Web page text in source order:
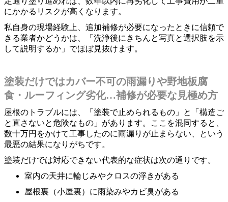
にかかるリスクが高くなります。
私自身の現場経験上、追加補修が必要になったときに信頼で
きる業者かどうかは、「洗浄後にきちんと写真と選択肢を示
して説明するか」でほぼ見抜けます。
塗装だけではカバー不可の雨漏りや野地板腐
食・ルーフィング劣化…補修が必要な見極め方
屋根のトラブルには、「塗装で止められるもの」と「構造ご
と直さないと危険なもの」があります。ここを混同すると、
数十万円をかけて工事したのに雨漏りが止まらない、という
最悪の結果になりがちです。
塗装だけでは対応できない代表的な症状は次の通りです。
室内の天井に輪じみやクロスの浮きがある
屋根裏（小屋裏）に雨染みやカビ臭がある